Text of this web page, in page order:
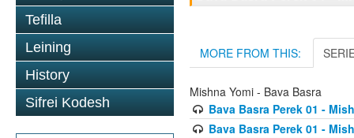
Tefilla
Leining
History
Sifrei Kodesh
MORE FROM THIS:
Mishna Yomi - Bava Basra
Bava Basra Perek 01 -
Bava Basra Perek 01 -